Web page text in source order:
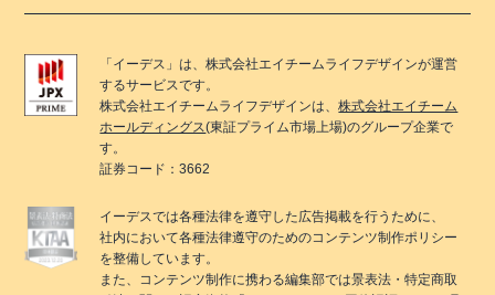
「 イーデス 」は、株式会社エイチームライフデザインが運営
するサービスです。
株式会社エイチームライフデザインは、株式会社エイチーム
ホールディングス(東証プライム市場上場)のグループ企業で
す。
証券コード：3662
イーデスでは各種法律を遵守した広告掲載を行うために、
社内において各種法律遵守のためのコンテンツ制作ポリシー
を整備しています。
また、コンテンツ制作に携わる編集部では景表法・特定商取